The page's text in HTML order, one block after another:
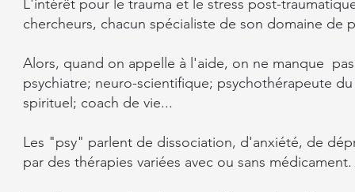
Ce qui
L'intérêt pour le trauma et le stress post-
chercheurs, chacun spécialiste de son domaine de
Alors, quand on appelle à l'aide, on ne manque
psychiatre; neuro-scientifique; psychothérapeute
spirituel; coach de vie...
Les "psy" parlent de dissociation, d'anxiété, de
par des thérapies variées avec ou sans médicament.